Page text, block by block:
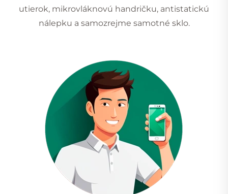
utierok, mikrovláknovú handričku, antistatickú
nálepku a samozrejme samotné sklo.